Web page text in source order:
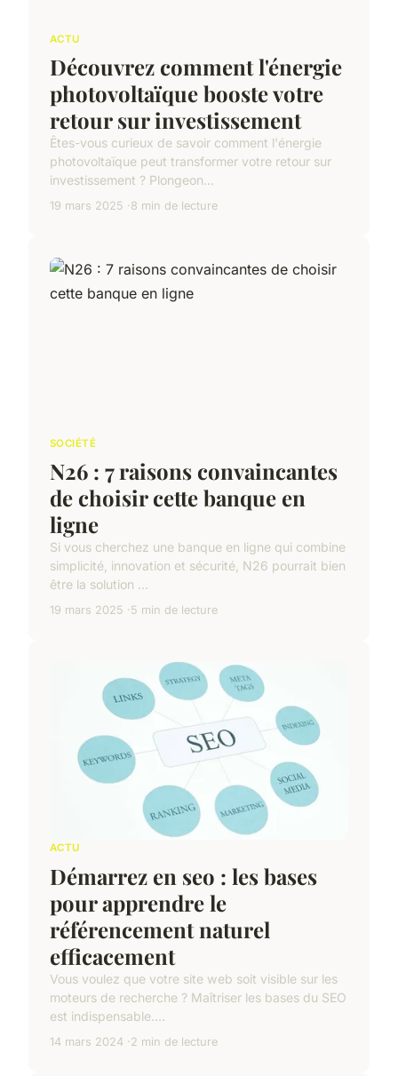
ACTU
Découvrez comment l'énergie
photovoltaïque booste votre
retour sur investissement
Êtes-vous curieux de savoir comment l'énergie
photovoltaïque peut transformer votre retour sur
investissement ? Plongeon...
19 mars 2025 8 min de lecture
SOCIÉTÉ
N26 : 7 raisons convaincantes
de choisir cette banque en
ligne
Si vous cherchez une banque en ligne qui combine
simplicité, innovation et sécurité, N26 pourrait bien
être la solution ...
19 mars 2025 5 min de lecture
ACTU
Démarrez en seo : les bases
pour apprendre le
référencement naturel
efficacement
Vous voulez que votre site web soit visible sur les
moteurs de recherche ? Maîtriser les bases du SEO
est indispensable....
14 mars 2024 2 min de lecture